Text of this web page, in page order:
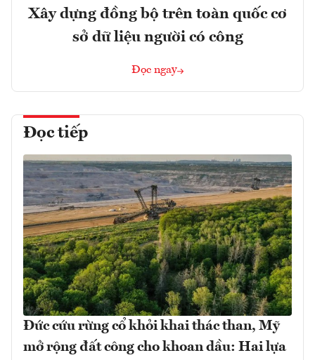
Xây dựng đồng bộ trên toàn quốc cơ
sở dữ liệu người có công
Đọc ngay
Đọc tiếp
Đức cứu rừng cổ khỏi khai thác than, Mỹ
mở rộng đất công cho khoan dầu: Hai lựa